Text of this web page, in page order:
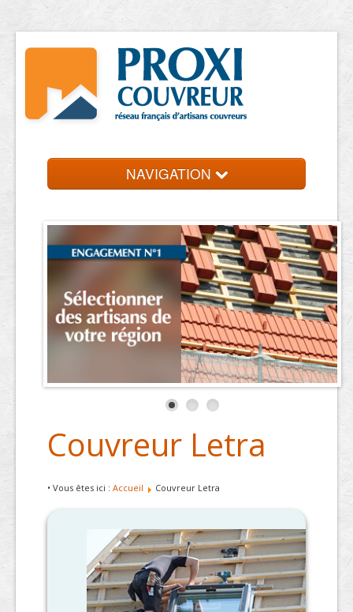
NAVIGATION
Couvreur Letra
• Vous êtes ici : Accueil Couvreur Letra